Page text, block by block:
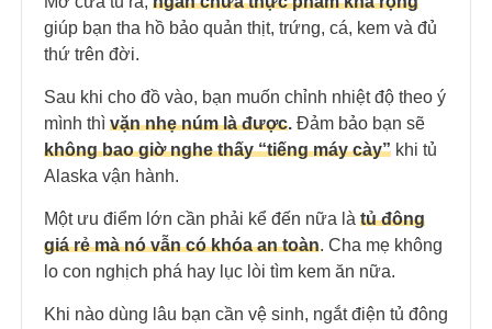
giúp bạn tha hồ bảo quản thịt, trứng, cá, kem và đủ
thứ trên đời.
Sau khi cho đồ vào, bạn muốn chỉnh nhiệt độ theo ý
mình thì vặn nhẹ núm là được. Đảm bảo bạn sẽ
không bao giờ nghe thấy “tiếng máy cày” khi tủ
Alaska vận hành.
Một ưu điểm lớn cần phải kể đến nữa là tủ đông
giá rẻ mà nó vẫn có khóa an toàn. Cha mẹ không
lo con nghịch phá hay lục lòi tìm kem ăn nữa.
Khi nào dùng lâu bạn cần vệ sinh, ngắt điện tủ đông